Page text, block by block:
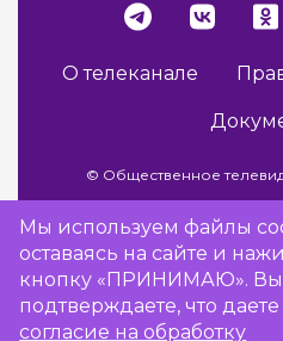
О телеканале
© Общественное
Разработка
Мы используем файлы
оставаясь на сайте и
кнопку «ПРИНИМАЮ». Вы
подтверждаете, что даете
согласие на обработку